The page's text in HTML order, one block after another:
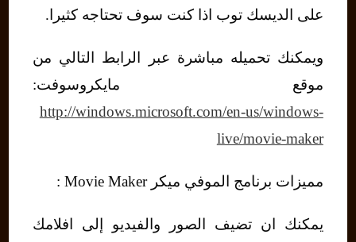
على الديسك توب اذا كنت سوف تحتاجه كثيرا.
ويمكنك تحميله مباشرة عبر الرابط التالي من
موقع مايكروسوفت:
http://windows.microsoft.com/en-us/windows-
live/movie-maker
مميزات برنامج الموفي ميكر Movie Maker :
يمكنك ان تضيف الصور والفيديو إلى افلامك